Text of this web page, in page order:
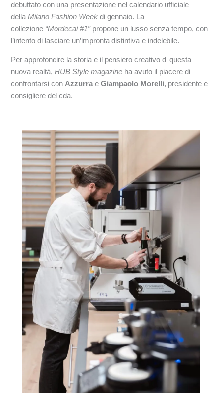
debuttato con una presentazione nel calendario ufficiale
dellaMilano Fashion Week di gennaio. La
collezione “Mordecai #1”propone un lusso senza tempo, con
l’intento di lasciare un’impronta distintiva e indelebile.
Per approfondire la storia e il pensiero creativo di questa
nuova realtà,HUB Style magazine ha avuto il piacere di
confrontarsi con Azzurra eGiampaolo Morelli, presidente e
consigliere del cda.